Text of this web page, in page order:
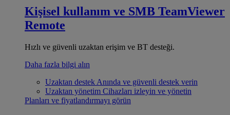
Kişisel kullanım ve SMB TeamViewer
Remote
Hızlı ve güvenli uzaktan erişim ve BT desteği.
Daha fazla bilgi alın
Uzaktan destek Anında ve güvenli destek verin
Uzaktan yönetim Cihazları izleyin ve yönetin
Planları ve fiyatlandırmayı görün